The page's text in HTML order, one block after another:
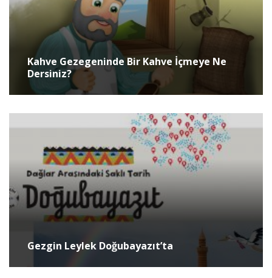
Kahve Gezegeninde Bir Kahve İçmeye Ne
Dersiniz?
Gezgin Leylek Doğubayazıt’ta